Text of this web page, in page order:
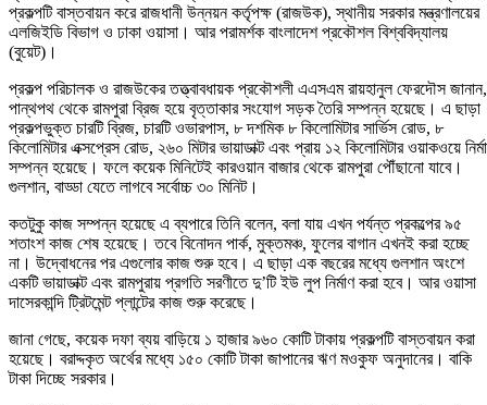
প্রকল্পটি বাস্তবায়ন করে রাজধানী উন্নয়ন কর্তৃপক্ষ (রাজউক), স্থানীয় সরকার মন্ত্রণালয়ের
এলজিইডি বিভাগ ও ঢাকা ওয়াসা। আর পরামর্শক বাংলাদেশ প্রকৌশল বিশ্ববিদ্যালয়
(বুয়েট)।
প্রকল্প পরিচালক ও রাজউকের তত্ত্বাবধায়ক প্রকৌশলী এএসএম রায়হানুল ফেরদৌস জানান,
পান্থপথ থেকে রামপুরা ব্রিজ হয়ে বৃত্তাকার সংযোগ সড়ক তৈরি সম্পন্ন হয়েছে। এ ছাড়া
প্রকল্পভুক্ত চারটি ব্রিজ, চারটি ওভারপাস, ৮ দশমিক ৮ কিলোমিটার সার্ভিস রোড, ৮
কিলোমিটার এক্সপ্রেস রোড, ২৬০ মিটার ভায়াডাক্ট এবং প্রায় ১২ কিলোমিটার ওয়াকওয়ে
সম্পন্ন হয়েছে। ফলে কয়েক মিনিটেই কারওয়ান বাজার থেকে রামপুরা পৌঁছানো যাবে।
গুলশান, বাড্ডা যেতে লাগবে সর্বোচ্চ ৩০ মিনিট।
কতটুকু কাজ সম্পন্ন হয়েছে এ ব্যপারে তিনি বলেন, বলা যায় এখন পর্যন্ত প্রকল্পের ৯৫
শতাংশ কাজ শেষ হয়েছে। তবে বিনোদন পার্ক, মুক্তমঞ্চ, ফুলের বাগান এখনই করা হচ্ছে
না। উদ্বোধনের পর এগুলোর কাজ শুরু হবে। এ ছাড়া এক বছরের মধ্যে গুলশান অংশে
একটি ভায়াডাক্ট এবং রামপুরায় প্রগতি সরণীতে দু’টি ইউ লুপ নির্মাণ করা হবে। আর ওয়াসা
দাসেরকান্দি ট্রিটমেন্ট প্লান্টের কাজ শুরু করেছে।
জানা গেছে, কয়েক দফা ব্যয় বাড়িয়ে ১ হাজার ৯৬০ কোটি টাকায় প্রকল্পটি বাস্তবায়ন করা
হয়েছে। বরাদ্দকৃত অর্থের মধ্যে ১৫০ কোটি টাকা জাপানের ঋণ মওকুফ অনুদানের। বাকি
টাকা দিচ্ছে সরকার।